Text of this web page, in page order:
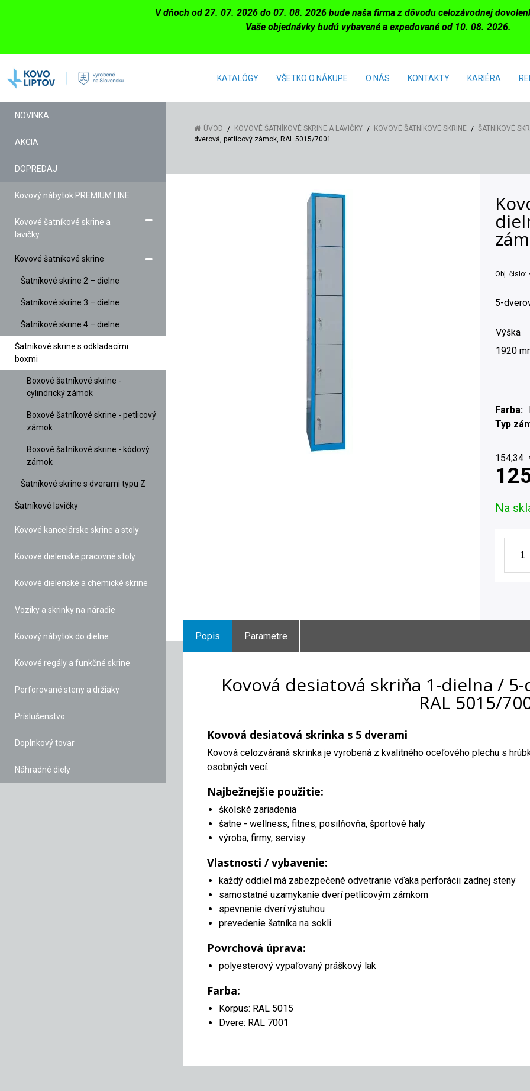
V dňoch od 27. 07. 2026 do 07. 08. 2026 bude naša firma z dôvodu celozávodnej
Vaše objednávky budú vybavené a expedované od 10. 08. 2026.
KATALÓGY VŠETKO O NÁKUPE O NÁS KONTAKTY KARIÉRA
NOVINKA
AKCIA
DOPREDAJ
Kovový nábytok PREMIUM LINE
Kovové šatníkové skrine a
lavičky
Kovové šatníkové skrine
Šatníkové skrine 2 – dielne
Šatníkové skrine 3 – dielne
Šatníkové skrine 4 – dielne
Šatníkové skrine s odkladacími
boxmi
Boxové šatníkové skrine -
cylindrický zámok
Boxové šatníkové skrine - petlicový
zámok
Boxové šatníkové skrine - kódový
zámok
Šatníkové skrine s dverami typu Z
Šatníkové lavičky
Kovové kancelárske skrine a stoly
Kovové dielenské pracovné stoly
Kovové dielenské a chemické skrine
Vozíky a skrinky na náradie
Kovový nábytok do dielne
Kovové regály a funkčné skrine
Perforované steny a držiaky
Príslušenstvo
Doplnkový tovar
Náhradné diely
ÚVOD KOVOVÉ ŠATNÍKOVÉ SKRINE A LAVIČKY KOVOVÉ ŠATNÍKOVÉ SKRINE
ŠATNÍKOVÉ
dverová, petlicový zámok, RAL 5015/7001
Obj. čislo:
5-
Výška
1920
Farba
Typ
154,34
Na
Popis Parametre
Kovová desiatová skriňa 1-dielna /
RAL 5015/
Kovová desiatová skrinka s 5 dverami
Kovová celozváraná skrinka je vyrobená z kvalitného oceľového plechu s
osobných vecí.
Najbežnejšie použitie:
školské zariadenia
šatne - wellness, fitnes, posilňovňa, športové haly
výroba, firmy, servisy
Vlastnosti / vybavenie:
každý oddiel má zabezpečené odvetranie vďaka perforácii zadnej steny
samostatné uzamykanie dverí petlicovým zámkom
spevnenie dverí výstuhou
prevedenie šatníka na sokli
Povrchová úprava:
polyesterový vypaľovaný práškový lak
Farba:
Korpus: RAL 5015
Dvere: RAL 7001